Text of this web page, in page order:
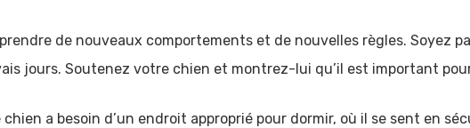
de nouveaux comportements et de nouvelles règles. Soyez
jours. Soutenez votre chien et montrez-lui qu’il est important
a besoin d’un endroit approprié pour dormir, où il se sent en